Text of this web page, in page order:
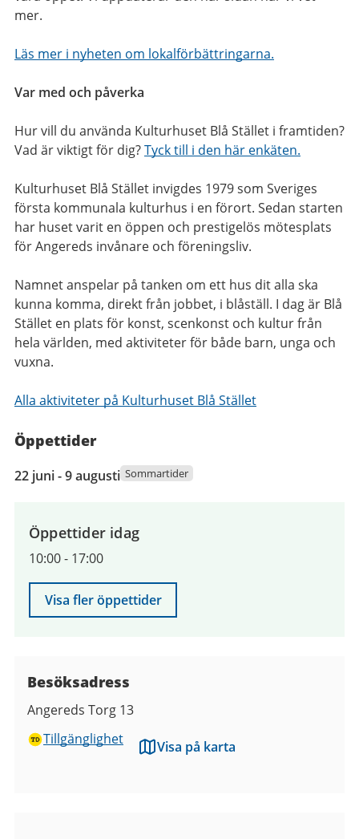
mer.
Läs mer i nyheten om lokalförbättringarna.
Var med och påverka
Hur vill du använda Kulturhuset Blå Stället i framtiden?
Vad är viktigt för dig?Tyck till i den här enkäten.
Kulturhuset Blå Stället invigdes 1979 som Sveriges
första kommunala kulturhus i en förort. Sedan starten
har huset varit en öppen och prestigelös mötesplats
för Angereds invånare och föreningsliv.
Namnet anspelar på tanken om ett hus dit alla ska
kunna komma, direkt från jobbet, i blåställ. I dag är Blå
Stället en plats för konst, scenkonst och kultur från
hela världen, med aktiviteter för både barn, unga och
vuxna.
Alla aktiviteter på Kulturhuset Blå Stället
Öppettider
22
juni
augusti
2026
22 juni - 9 augusti Sommartider
Öppettider idag
10:00- 17:00
Visa fler öppettider
Besöksadress
Angereds Torg 13
Tillgänglighet
Visa på karta